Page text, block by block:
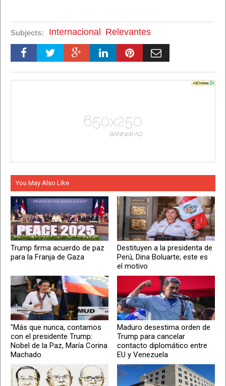
Subjects: Internacional Relevantes
You May Also Like
Trump firma acuerdo de paz
para la Franja de Gaza
Destituyen a la presidenta de
Perú, Dina Boluarte; este es
el motivo
"Más que nunca, contamos
con el presidente Trump:
Nobel de la Paz, María Corina
Machado
Maduro desestima orden de
Trump para cancelar
contacto diplomático entre
EU y Venezuela